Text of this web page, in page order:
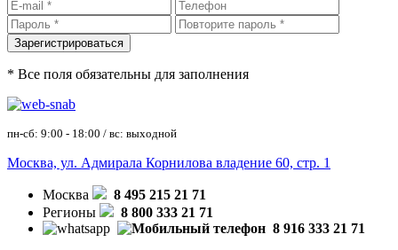
* Все поля обязательны для заполнения
пн-сб: 9:00 - 18:00 / вс: выходной
Москва, ул. Адмирала Корнилова владение 60, стр. 1
Москва
8 495 215 21 71
Регионы
8 800 333 21 71
8 916 333 21 71